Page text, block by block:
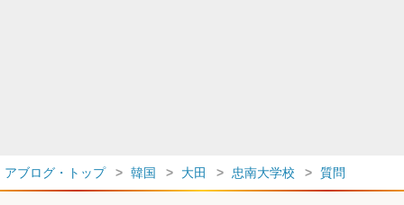
アブログ・トップ 韓国 大田 忠南大学校 質問